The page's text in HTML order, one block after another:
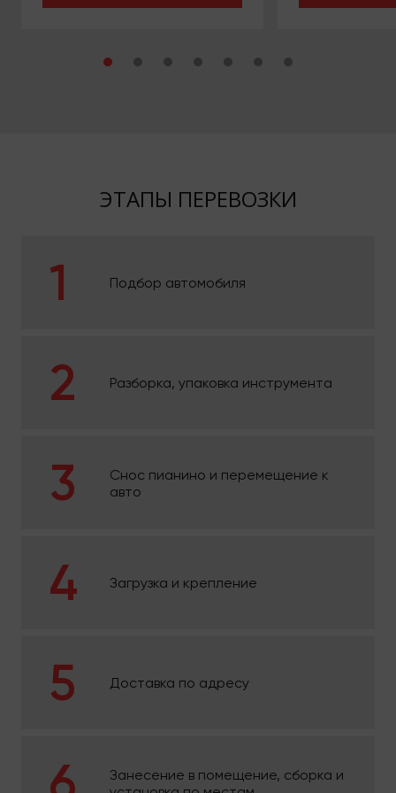
ЭТАПЫ ПЕРЕВОЗКИ
Подбор автомобиля
Разборка, упаковка инструмента
Снос пианино и перемещение к
авто
Загрузка и крепление
Доставка по адресу
Занесение в помещение, сборка и